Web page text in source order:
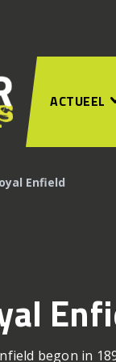
ACTUEEL
Enfield
begon in